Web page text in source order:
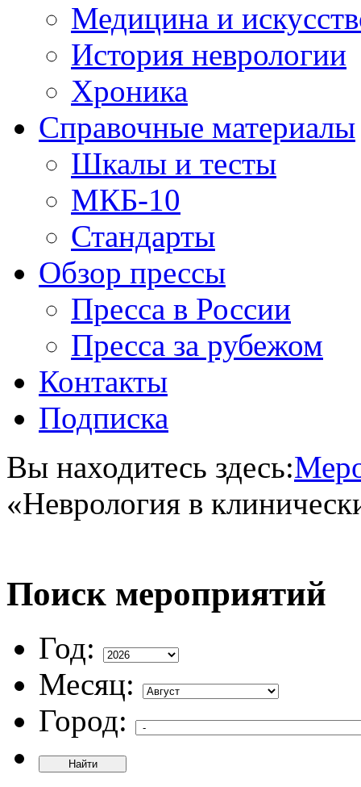
Медицина и
История неврологии
Хроника
Справочные материалы
Шкалы и тесты
МКБ-10
Стандарты
Обзор прессы
Пресса в России
Пресса за рубежом
Контакты
Подписка
Вы находитесь здесь:
«Неврология в
Поиск мероприятий
Год:
Месяц:
Город:
Найти